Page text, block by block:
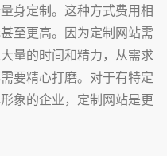
身定制。这种方式费用相
至更高。因为定制网站需
量的时间和精力，从需求
要精心打磨。对于有特定
象的企业，定制网站是更